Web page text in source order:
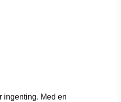
ingenting. Med en